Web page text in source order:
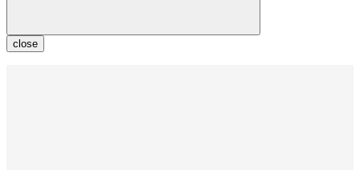
close